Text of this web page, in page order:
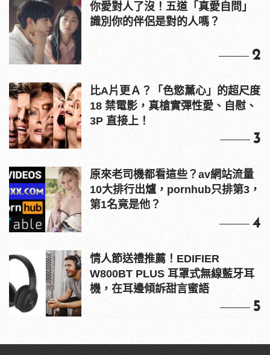
你愛對人了沒！五道「真愛自問」
識別你的伴侶是對的人嗎？
2
比A片更Ａ？「色慾薰心」的超尺度
18 禁電影，真槍實彈性愛、自慰、
3P 直接上！
3
原來老司機都看這些？av網站流量
10大排行出爐，pornhub只排第3，
第1名竟是他？
4
情人節送禮推薦！EDIFIER
W800BT PLUS 耳罩式無線藍牙耳
機，在耳邊傾訴甜言蜜語
5